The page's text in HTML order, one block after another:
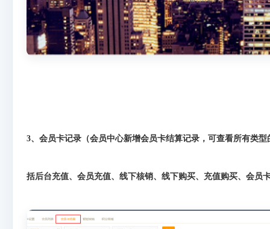
3、会员卡记录（会员中心新增会员卡结算记录，可查看所有类
括后台充值、会员充值、线下核销、线下购买、充值购买、会员